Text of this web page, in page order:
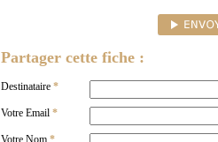
Partager cette fiche :
Destinataire *
Votre Email *
Votre Nom *